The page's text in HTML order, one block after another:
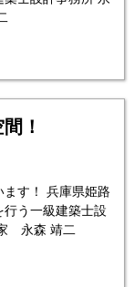
！
す！ 兵庫県姫路
う一級建築士設
永森 靖二